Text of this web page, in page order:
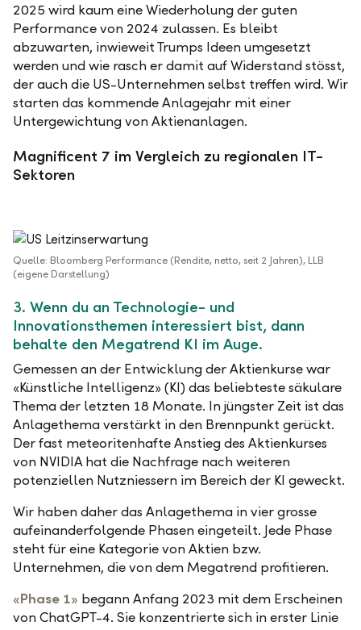
2025 wird kaum eine Wiederholung der guten
Performance von 2024 zulassen. Es bleibt
abzuwarten, inwieweit Trumps Ideen umgesetzt
werden und wie rasch er damit auf Widerstand stösst,
der auch die US-Unternehmen selbst treffen wird. Wir
starten das kommende Anlagejahr mit einer
Untergewichtung von Aktienanlagen.
Magnificent 7 im Vergleich zu regionalen IT-
Sektoren
Quelle: Bloomberg Performance (Rendite, netto, seit 2 Jahren), LLB
(eigene Darstellung)
3. Wenn du an Technologie- und
Innovationsthemen interessiert bist, dann
behalte den Megatrend KI im Auge.
Gemessen an der Entwicklung der Aktienkurse war
«Künstliche Intelligenz» (KI) das beliebteste säkulare
Thema der letzten 18 Monate. In jüngster Zeit ist das
Anlagethema verstärkt in den Brennpunkt gerückt.
Der fast meteoritenhafte Anstieg des Aktienkurses
von NVIDIA hat die Nachfrage nach weiteren
potenziellen Nutzniessern im Bereich der KI geweckt.
Wir haben daher das Anlagethema in vier grosse
aufeinanderfolgende Phasen eingeteilt. Jede Phase
steht für eine Kategorie von Aktien bzw.
Unternehmen, die von dem Megatrend profitieren.
«Phase 1» begann Anfang 2023 mit dem Erscheinen
von ChatGPT-4. Sie konzentrierte sich in erster Linie